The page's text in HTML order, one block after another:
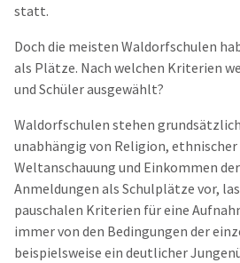
statt.
Doch die meisten Waldorfschulen
als Plätze. Nach welchen Kriterien
und Schüler ausgewählt?
Waldorfschulen stehen
unabhängig von Religion,
Weltanschauung und Einkommen
Anmeldungen als Schulplätze vor,
pauschalen Kriterien für eine
immer von den Bedingungen der
beispielsweise ein deutlicher